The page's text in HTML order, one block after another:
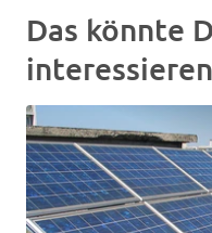
Das könnte
interessieren